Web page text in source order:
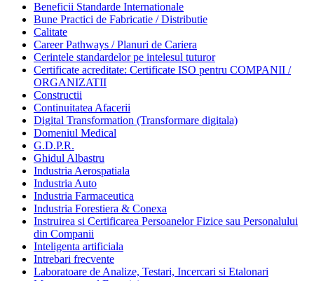
Beneficii Standarde Internationale
Bune Practici de Fabricatie / Distributie
Calitate
Career Pathways / Planuri de Cariera
Cerintele standardelor pe intelesul tuturor
Certificate acreditate: Certificate ISO pentru COMPANII /
ORGANIZATII
Constructii
Continuitatea Afacerii
Digital Transformation (Transformare digitala)
Domeniul Medical
G.D.P.R.
Ghidul Albastru
Industria Aerospatiala
Industria Auto
Industria Farmaceutica
Industria Forestiera & Conexa
Instruirea si Certificarea Persoanelor Fizice sau Personalului
din Companii
Inteligenta artificiala
Intrebari frecvente
Laboratoare de Analize, Testari, Incercari si Etalonari